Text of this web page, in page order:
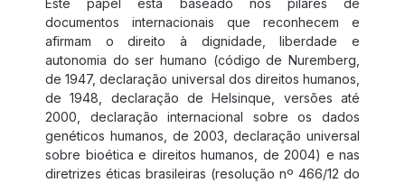
documentos internacionais que reconhecem e
afirmam o direito à dignidade, liberdade e
autonomia do ser humano (código de Nuremberg,
de 1947, declaração universal dos direitos humanos,
de 1948, declaração de Helsinque, versões até
2000, declaração internacional sobre os dados
genéticos humanos, de 2003, declaração universal
sobre bioética e direitos humanos, de 2004) e nas
diretrizes éticas brasileiras (resolução nº 466/12 do